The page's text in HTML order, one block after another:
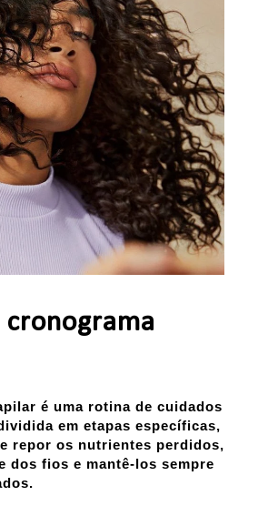
cronograma
é uma rotina de cuidados
em etapas específicas,
repor os nutrientes perdidos,
dos fios e mantê-los sempre